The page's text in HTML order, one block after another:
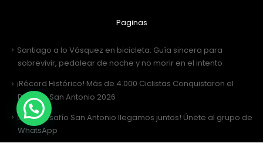
Paginas
Santiago a lo Vásquez en bicicleta: Guía sincera para
sobrevivir, pedalear de noche y no morir en el intento
¡Récord Histórico! Más de 4.000 Ciclistas Conquistaron el
Desafío San Antonio 2026
🚴‍♂️ ¡Al Desafío San Antonio llegamos juntos! Únete al grupo de
WhatsApp